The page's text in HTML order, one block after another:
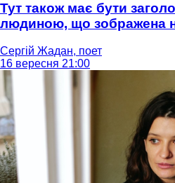
Тут також має бути
людиною, що зображена
Сергій Жадан, поет
16 вересня 21:00